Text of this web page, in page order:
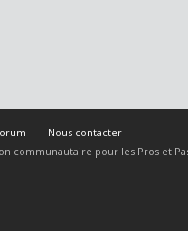
Nous contacter
communautaire pour les Pros et